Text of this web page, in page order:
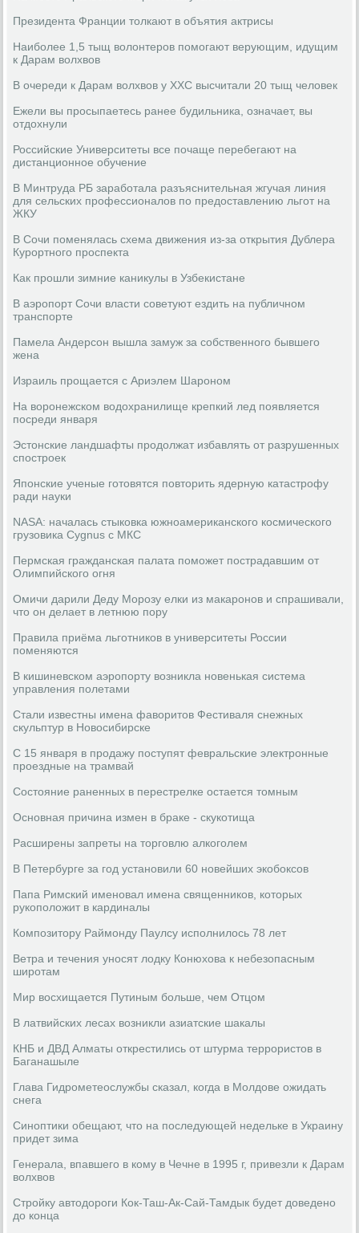
Президента Франции толкают в объятия актрисы
Наиболее 1,5 тыщ волонтеров помогают верующим, идущим
к Дарам волхвов
В очереди к Дарам волхвов у ХХС высчитали 20 тыщ человек
Ежели вы просыпаетесь ранее будильника, означает, вы
отдохнули
Российские Университеты все почаще перебегают на
дистанционное обучение
В Минтруда РБ заработала разъяснительная жгучая линия
для сельских профессионалов по предоставлению льгот на
ЖКУ
В Сочи поменялась схема движения из-за открытия Дублера
Курортного проспекта
Как прошли зимние каникулы в Узбекистане
В аэропорт Сочи власти советуют ездить на публичном
транспорте
Памела Андерсон вышла замуж за собственного бывшего
жена
Израиль прощается с Ариэлем Шароном
На воронежском водохранилище крепкий лед появляется
посреди января
Эстонские ландшафты продолжат избавлять от разрушенных
спостроек
Японские ученые готовятся повторить ядерную катастрофу
ради науки
NASA: началась стыковка южноамериканского космического
грузовика Cygnus с МКС
Пермская гражданская палата поможет пострадавшим от
Олимпийского огня
Омичи дарили Деду Морозу елки из макаронов и спрашивали,
что он делает в летнюю пору
Правила приёма льготников в университеты России
поменяются
В кишиневском аэропорту возникла новенькая система
управления полетами
Стали известны имена фаворитов Фестиваля снежных
скульптур в Новосибирске
С 15 января в продажу поступят февральские электронные
проездные на трамвай
Состояние раненных в перестрелке остается томным
Основная причина измен в браке - скукотища
Расширены запреты на торговлю алкоголем
В Петербурге за год установили 60 новейших экобоксов
Папа Римский именовал имена священников, которых
рукоположит в кардиналы
Композитору Раймонду Паулсу исполнилось 78 лет
Ветра и течения уносят лодку Конюхова к небезопасным
широтам
Мир восхищается Путиным больше, чем Отцом
В латвийских лесах возникли азиатские шакалы
КНБ и ДВД Алматы открестились от штурма террористов в
Баганашыле
Глава Гидрометеослужбы сказал, когда в Молдове ожидать
снега
Синоптики обещают, что на последующей недельке в Украину
придет зима
Генерала, впавшего в кому в Чечне в 1995 г, привезли к Дарам
волхвов
Стройку автодороги Кок-Таш-Ак-Сай-Тамдык будет доведено
до конца